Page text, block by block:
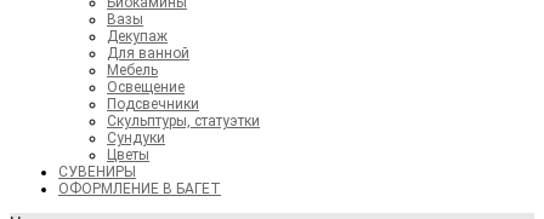
Вазы
Декупаж
Для ванной
Мебель
Освещение
Подсвечники
Скульптуры, статуэтки
Сундуки
Цветы
СУВЕНИРЫ
ОФОРМЛЕНИЕ В БАГЕТ